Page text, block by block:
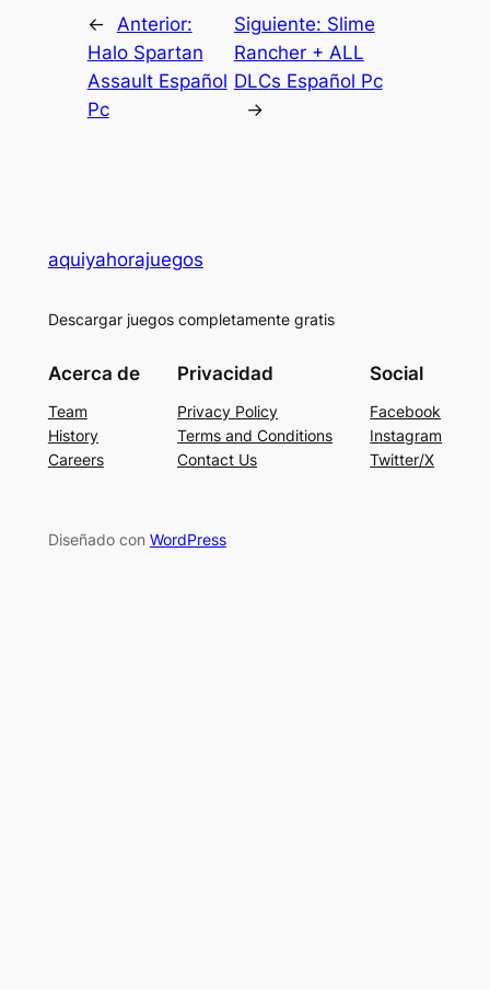
← Anterior:
Halo Spartan
Assault Español
Pc
Siguiente: Slime
Rancher + ALL
DLCs Español Pc
→
aquiyahorajuegos
Descargar juegos completamente gratis
Acerca de
Team
History
Careers
Privacidad
Privacy Policy
Terms and Conditions
Contact Us
Social
Facebook
Instagram
Twitter/X
Diseñado con WordPress